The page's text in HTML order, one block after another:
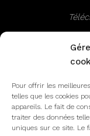
Pour offrir les
telles que les cookies
appareils. Le fait de
traiter des données
uniques sur ce site. Le